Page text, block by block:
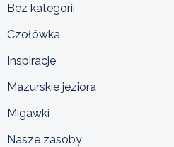
Bez kategorii
Czołówka
Inspiracje
Mazurskie jeziora
Migawki
Nasze zasoby